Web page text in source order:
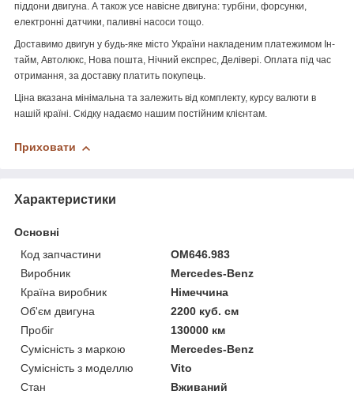
піддони двигуна. А також усе навісне двигуна: турбіни, форсунки,
електронні датчики, паливні насоси тощо.
Доставимо двигун у будь-яке місто України накладеним платежимом Ін-
тайм, Автолюкс, Нова пошта, Нічний експрес, Делівері. Оплата під час
отримання, за доставку платить покупець.
Ціна вказана мінімальна та залежить від комплекту, курсу валюти в
нашій країні. Скідку надаємо нашим постійним клієнтам.
Приховати
Характеристики
Основні
Код запчастини
OM646.983
Виробник
Mercedes-Benz
Країна виробник
Німеччина
Об'єм двигуна
2200 куб. см
Пробіг
130000 км
Сумісність з маркою
Mercedes-Benz
Сумісність з моделлю
Vito
Стан
Вживаний